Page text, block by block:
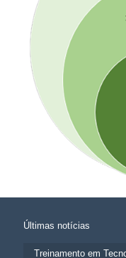
Últimas notícias
Treinamento em